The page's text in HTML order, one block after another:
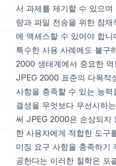
서 과제를 제기할 수 있으
량과 파일 전송을 위한 잠
에 액세스할 수 있어야 합니
특수한 사용 사례에도 불구
2000 생태계에서 중요한
JPEG 2000 표준의 다목적
사항을 충족할 수 있는 능
결성을 무엇보다 우선시하
써 JPEG 2000은 손상되지
한 사용자에게 적합한 도구
미징 요구 사항을 충족하기
공한다는 이러한 철학은 포